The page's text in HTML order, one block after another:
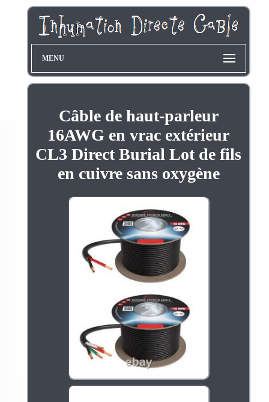
MENU
Câble de haut-parleur
16AWG en vrac extérieur
CL3 Direct Burial Lot de fils
en cuivre sans oxygène